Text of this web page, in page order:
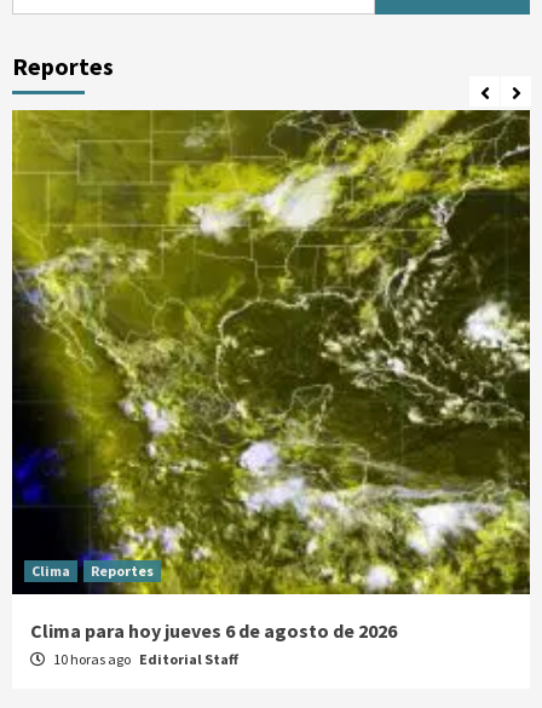
Reportes
Clima Reportes
Clima para hoy jueves 6 de agosto de 2026
10 horas ago Editorial Staff